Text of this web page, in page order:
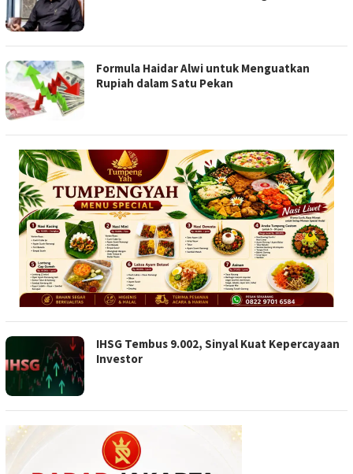
Formula Haidar Alwi untuk Menguatkan
Rupiah dalam Satu Pekan
IHSG Tembus 9.002, Sinyal Kuat Kepercayaan
Investor